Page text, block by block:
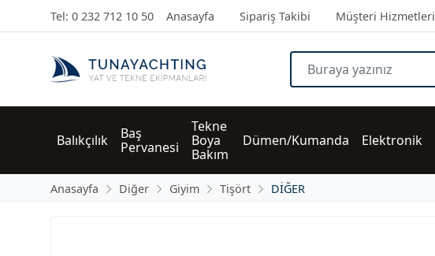
Tel: 0 232 712 10 50 Anasayfa Sipariş Takibi Müşteri Hizmetleri
Balıkçılık
Baş
Pervanesi
Tekne
Boya
Bakım
Dümen/Kumanda Elektronik
Anasayfa Diğer Giyim Tişört DİĞER